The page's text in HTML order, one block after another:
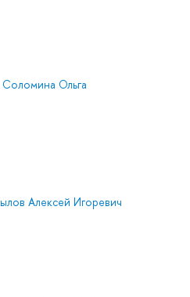
Соломина Ольга
Алексей Игоревич